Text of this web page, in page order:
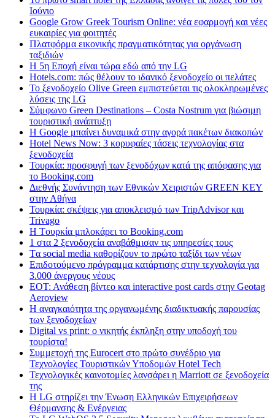
Ιούνιο
Google Grow Greek Tourism Online: νέα εφαρμογή και νέες
ευκαιρίες για φοιτητές
Πλατφόρμα εικονικής πραγματικότητας για οργάνωση
ταξιδιών
Η 5η Εποχή είναι τώρα εδώ από την LG
Hotels.com: πώς θέλουν το ιδανικό ξενοδοχείο οι πελάτες
To ξενοδοχείο Olive Green εμπιστεύεται τις ολοκληρωμένες
λύσεις της LG
Σύμφωνο Green Destinations – Costa Nostrum για βιώσιμη
τουριστική ανάπτυξη
H Google μπαίνει δυναμικά στην αγορά πακέτων διακοπών
Hotel News Now: 3 κορυφαίες τάσεις τεχνολογίας στα
ξενοδοχεία
Τουρκία: προσφυγή των ξενοδόχων κατά της απόφασης για
το Booking.com
Διεθνής Συνάντηση των Εθνικών Χειριστών GREEN KEY
στην Αθήνα
Τουρκία: σκέψεις για αποκλεισμό των TripAdvisor και
Trivago
H Tουρκία μπλοκάρει το Booking.com
1 στα 2 ξενοδοχεία αναβάθμισαν τις υπηρεσίες τους
Tα social media καθορίζουν το πρώτο ταξίδι των νέων
Επιδοτούμενο πρόγραμμα κατάρτισης στην τεχνολογία για
3.000 άνεργους νέους
ΕΟΤ: Ανάθεση βίντεο και interactive post cards στην Geotag
Aeroview
Η αναγκαιότητα της οργανωμένης διαδικτυακής παρουσίας
των ξενοδοχείων
Digital vs print: ο νικητής έκπληξη στην υποδοχή του
τουρίστα!
Συμμετοχή της Eurocert στο πρώτο συνέδριο για
Τεχνολογίες Τουριστικών Υποδομών Hotel Tech
Τεχνολογικές καινοτομίες λανσάρει η Marriott σε ξενοδοχεία
της
H LG στηρίζει την Ένωση Ελληνικών Επιχειρήσεων
Θέρμανσης & Ενέργειας